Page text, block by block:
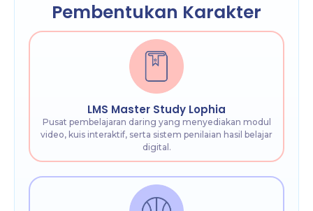
Pembentukan Karakter​
LMS Master Study Lophia
Pusat pembelajaran daring yang menyediakan modul
video, kuis interaktif, serta sistem penilaian hasil belajar
digital.